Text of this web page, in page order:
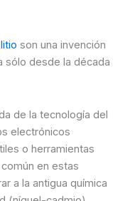
son una invención
sólo desde la década
de la tecnología del
electrónicos
o herramientas
en estas
a la antigua química